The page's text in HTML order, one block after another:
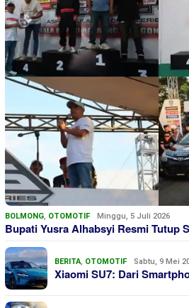
BOLMONG, OTOMOTIF Minggu, 5 Juli 2026
Bupati Yusra Alhabsyi Resmi Tutup
BERITA, OTOMOTIF Sabtu, 9 Mei
Xiaomi SU7: Dari